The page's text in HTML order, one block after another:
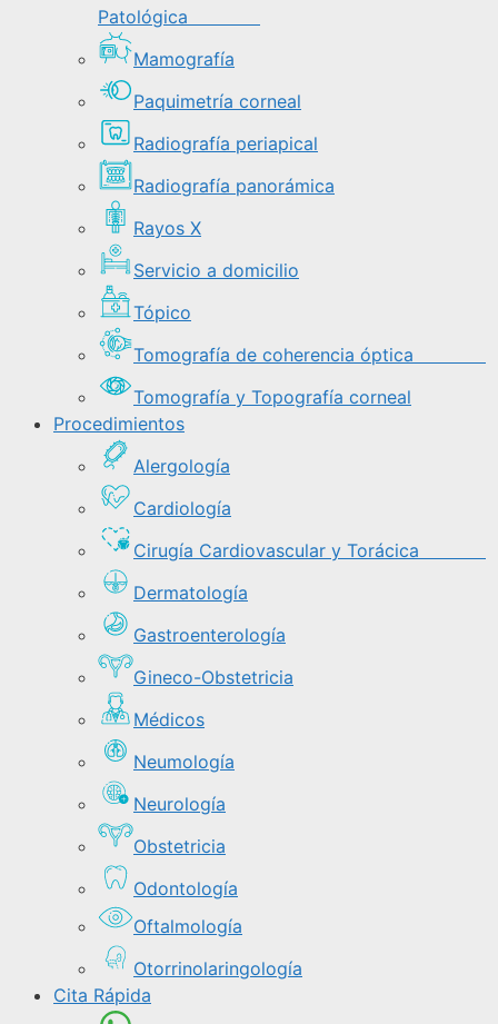
Patológica
Mamografía
Paquimetría corneal
Radiografía periapical
Radiografía panorámica
Rayos X
Servicio a domicilio
Tópico
Tomografía de coherencia óptica
Tomografía y Topografía corneal
Procedimientos
Alergología
Cardiología
Cirugía Cardiovascular y Torácica
Dermatología
Gastroenterología
Gineco-Obstetricia
Médicos
Neumología
Neurología
Obstetricia
Odontología
Oftalmología
Otorrinolaringología
Cita Rápida